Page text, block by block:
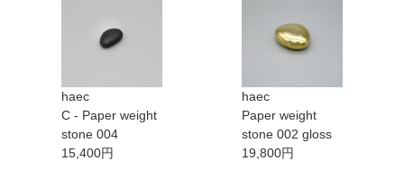
haec
C - Paper weight
stone 004
15,400円
haec
Paper weight
stone 002 gloss
19,800円